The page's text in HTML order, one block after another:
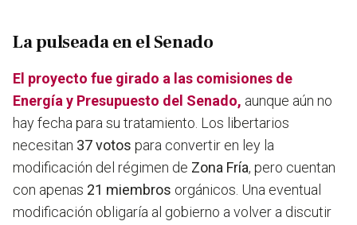
La pulseada en el Senado
El proyecto fue girado a las comisiones de
Energía y Presupuesto del Senado, aunque aún no
hay fecha para su tratamiento. Los libertarios
necesitan 37 votos para convertir en ley la
modificación del régimen de Zona Fría, pero cuentan
con apenas 21 miembros orgánicos. Una eventual
modificación obligaría al gobierno a volver a discutir